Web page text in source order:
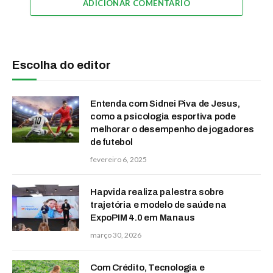
ADICIONAR COMENTÁRIO
Escolha do editor
Entenda com Sidnei Piva de Jesus,
como a psicologia esportiva pode
melhorar o desempenho de jogadores
de futebol
fevereiro 6, 2025
Hapvida realiza palestra sobre
trajetória e modelo de saúde na
ExpoPIM 4.0 em Manaus
março 30, 2026
Com Crédito, Tecnologia e